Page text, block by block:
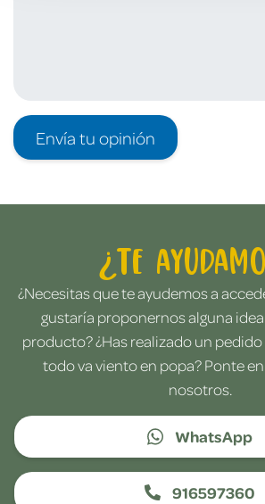
Envía tu opinión
¿Te
¿Necesitas que te ayudemos a
gustaría proponernos alguna
producto? ¿Has realizado un pedido
todo va viento en popa? Ponte
nosotros.
WhatsApp
916597360